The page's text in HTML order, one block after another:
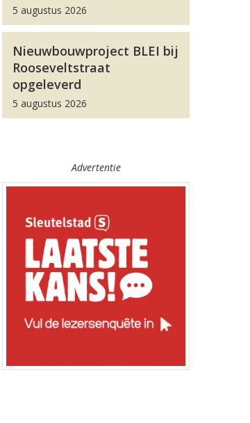
5 augustus 2026
Nieuwbouwproject BLEI bij
Rooseveltstraat
opgeleverd
5 augustus 2026
Advertentie